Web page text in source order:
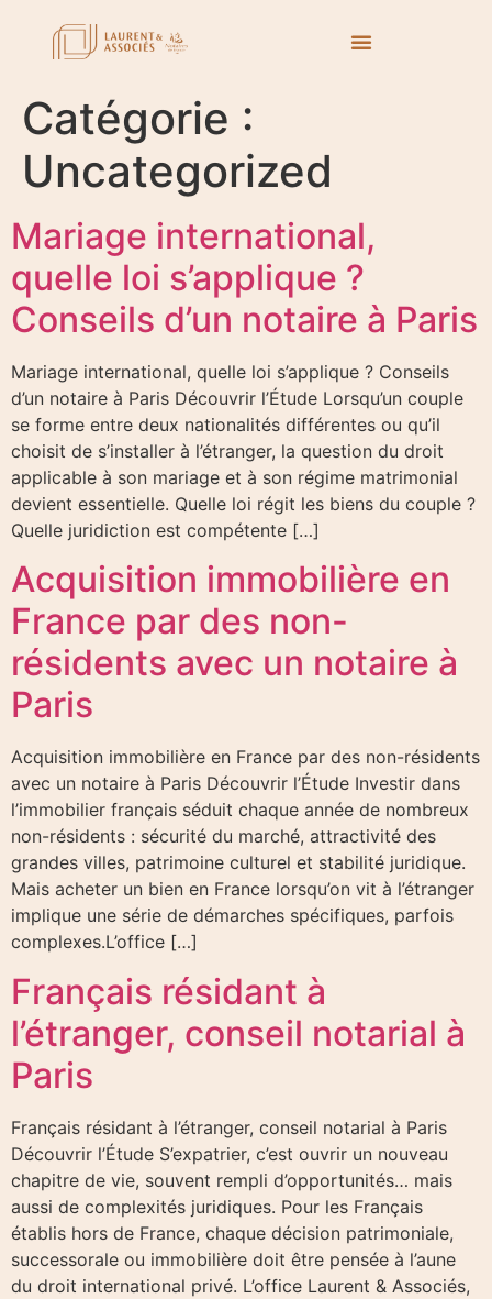
Catégorie :
Uncategorized
Mariage international,
quelle loi s’applique ?
Conseils d’un notaire à Paris
Mariage international, quelle loi s’applique ? Conseils
d’un notaire à Paris Découvrir l’Étude Lorsqu’un couple
se forme entre deux nationalités différentes ou qu’il
choisit de s’installer à l’étranger, la question du droit
applicable à son mariage et à son régime matrimonial
devient essentielle. Quelle loi régit les biens du couple ?
Quelle juridiction est compétente […]
Acquisition immobilière en
France par des non-
résidents avec un notaire à
Paris
Acquisition immobilière en France par des non-résidents
avec un notaire à Paris Découvrir l’Étude Investir dans
l’immobilier français séduit chaque année de nombreux
non-résidents : sécurité du marché, attractivité des
grandes villes, patrimoine culturel et stabilité juridique.
Mais acheter un bien en France lorsqu’on vit à l’étranger
implique une série de démarches spécifiques, parfois
complexes.L’office […]
Français résidant à
l’étranger, conseil notarial à
Paris
Français résidant à l’étranger, conseil notarial à Paris
Découvrir l’Étude S’expatrier, c’est ouvrir un nouveau
chapitre de vie, souvent rempli d’opportunités… mais
aussi de complexités juridiques. Pour les Français
établis hors de France, chaque décision patrimoniale,
successorale ou immobilière doit être pensée à l’aune
du droit international privé. L’office Laurent & Associés,